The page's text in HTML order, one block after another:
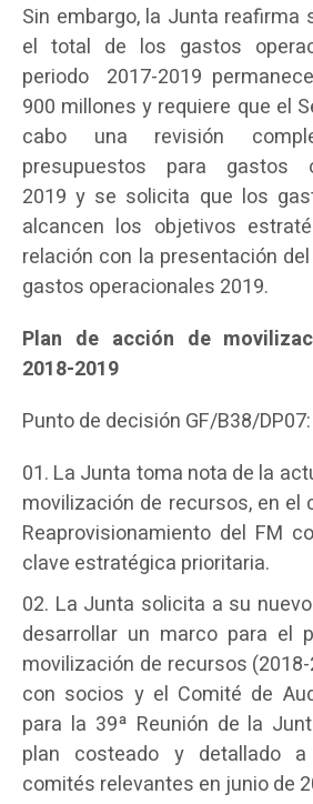
Sin embargo, la Junta reafirma
el total de los gastos
periodo 2017-2019
900 millones y requiere que el
cabo una revisión
presupuestos para gastos
2019 y se solicita que los
alcancen los objetivos
relación con la presentación
gastos operacionales 2019.
Plan de acción de
2018-2019
Punto de decisión GF/B38/DP07:
La Junta toma nota de la
movilización de recursos, en el
Reaprovisionamiento del FM
clave estratégica prioritaria.
La Junta solicita a su
desarrollar un marco para el
movilización de recursos
con socios y el Comité de
para la 39ª Reunión de la
plan costeado y detallado
comités relevantes en junio de